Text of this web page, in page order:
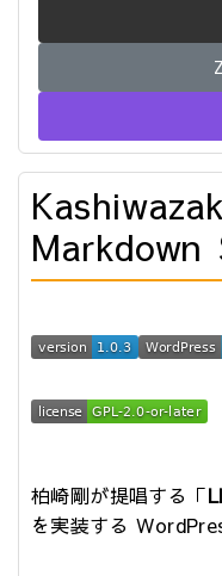
Markdown
柏崎剛が提唱する「
を実装する